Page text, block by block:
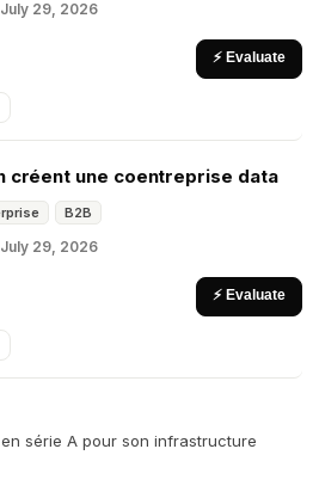
July 29, 2026
⚡ Evaluate
créent une coentreprise data
B2B
July 29, 2026
⚡ Evaluate
série A pour son infrastructure